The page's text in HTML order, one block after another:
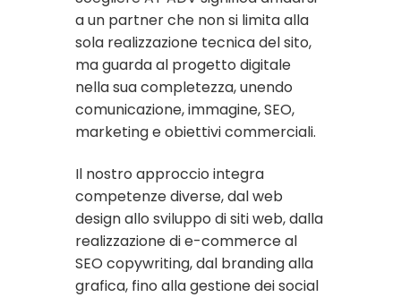
a un partner che non si limita alla
sola realizzazione tecnica del sito,
ma guarda al progetto digitale
nella sua completezza, unendo
comunicazione, immagine, SEO,
marketing e obiettivi commerciali.
Il nostro approccio integra
competenze diverse, dal web
design allo sviluppo di siti web, dalla
realizzazione di e-commerce al
SEO copywriting, dal branding alla
grafica, fino alla gestione dei social